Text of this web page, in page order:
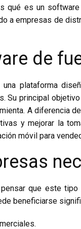
qué es un
a empresas de
de
plataforma
Su principal
A diferencia
y mejorar la
móvil para
que este
beneficiarse